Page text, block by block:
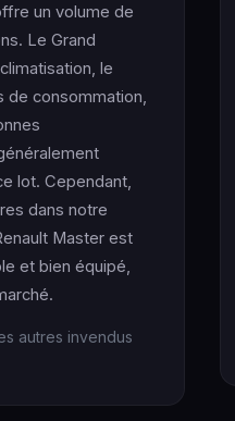
un volume de
Le Grand
le
de consommation,
lot. Cependant,
dans notre
Master est
et bien équipé,
autres invendus